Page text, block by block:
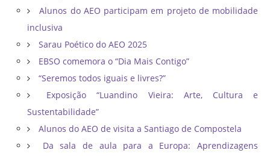
Alunos do AEO participam em projeto de mobilidade
inclusiva
Sarau Poético do AEO 2025
EBSO comemora o “Dia Mais Contigo”
“Seremos todos iguais e livres?”
Exposição “Luandino Vieira: Arte, Cultura e
Sustentabilidade”
Alunos do AEO de visita a Santiago de Compostela
Da sala de aula para a Europa: Aprendizagens